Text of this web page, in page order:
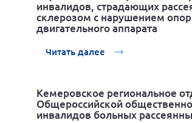
инвалидов, страдающих
склерозом с нарушением
двигательного аппарата
Читать далее
Кемеровское региональное
Общероссийской
инвалидов больных